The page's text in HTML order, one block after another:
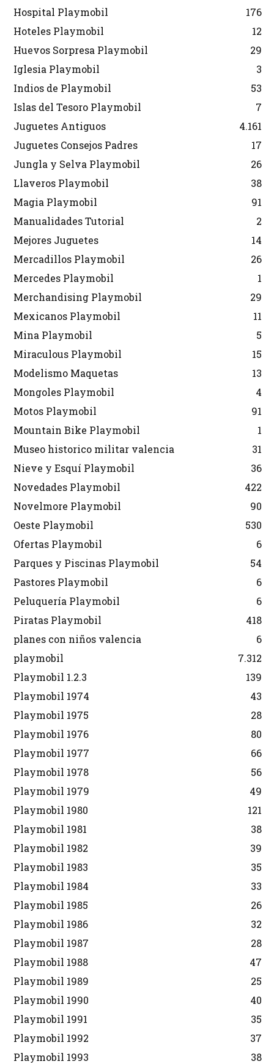
Hospital Playmobil
176
Hoteles Playmobil
12
Huevos Sorpresa Playmobil
29
Iglesia Playmobil
3
Indios de Playmobil
53
Islas del Tesoro Playmobil
7
Juguetes Antiguos
4.161
Juguetes Consejos Padres
17
Jungla y Selva Playmobil
26
Llaveros Playmobil
38
Magia Playmobil
91
Manualidades Tutorial
2
Mejores Juguetes
14
Mercadillos Playmobil
26
Mercedes Playmobil
1
Merchandising Playmobil
29
Mexicanos Playmobil
11
Mina Playmobil
5
Miraculous Playmobil
15
Modelismo Maquetas
13
Mongoles Playmobil
4
Motos Playmobil
91
Mountain Bike Playmobil
1
Museo historico militar valencia
31
Nieve y Esquí Playmobil
36
Novedades Playmobil
422
Novelmore Playmobil
90
Oeste Playmobil
530
Ofertas Playmobil
6
Parques y Piscinas Playmobil
54
Pastores Playmobil
6
Peluquería Playmobil
6
Piratas Playmobil
418
planes con niños valencia
6
playmobil
7.312
Playmobil 1.2.3
139
Playmobil 1974
43
Playmobil 1975
28
Playmobil 1976
80
Playmobil 1977
66
Playmobil 1978
56
Playmobil 1979
49
Playmobil 1980
121
Playmobil 1981
38
Playmobil 1982
39
Playmobil 1983
35
Playmobil 1984
33
Playmobil 1985
26
Playmobil 1986
32
Playmobil 1987
28
Playmobil 1988
47
Playmobil 1989
25
Playmobil 1990
40
Playmobil 1991
35
Playmobil 1992
37
Playmobil 1993
38